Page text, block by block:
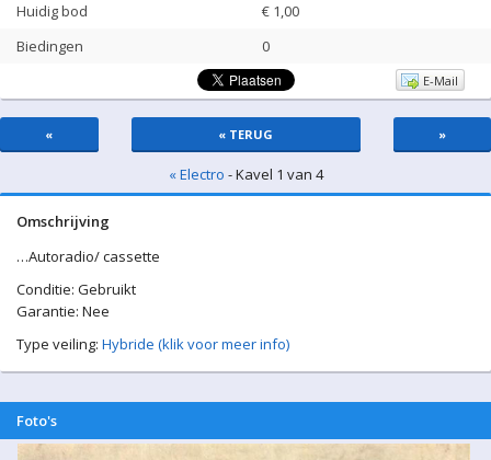
Huidig bod
€ 1,00
Biedingen
0
E-Mail
« « TERUG »
« Electro - Kavel 1 van 4
Omschrijving
…Autoradio/ cassette
Conditie: Gebruikt
Garantie: Nee
Type veiling: Hybride (klik voor meer info)
Foto's